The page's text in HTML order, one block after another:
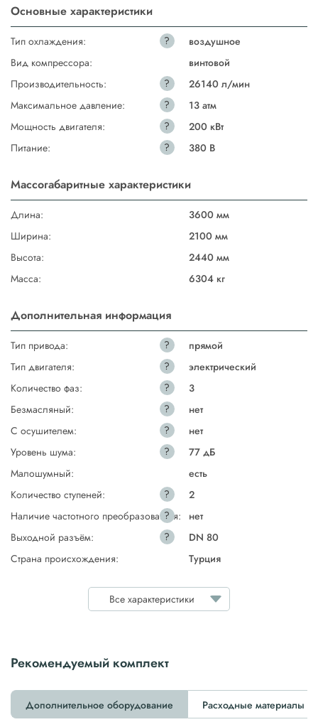
Основные характеристики
Тип охлаждения: ?
воздушное
Вид компрессора:
винтовой
Производительность:
?
26140 л/мин
Максимальное давление:
?
13 атм
Мощность двигателя:
?
200 кВт
Питание:
? 380 В
Массогабаритные характеристики
Длина:
3600 мм
Ширина:
2100 мм
Высота:
2440 мм
Масса:
6304 кг
Дополнительная информация
Тип привода: ?
прямой
Тип двигателя:
?
электрический
Количество фаз:
?
3
Безмасляный:
?
нет
С осушителем:
?
нет
Уровень шума:
?
77 дБ
Малошумный:
есть
Количество ступеней:
?
2
Наличие частотного преобразователя:
?
нет
Выходной разъём:
?
DN 80
Страна происхождения:
Турция
Все характеристики
Рекомендуемый комплект
Дополнительное оборудование Расходные материалы